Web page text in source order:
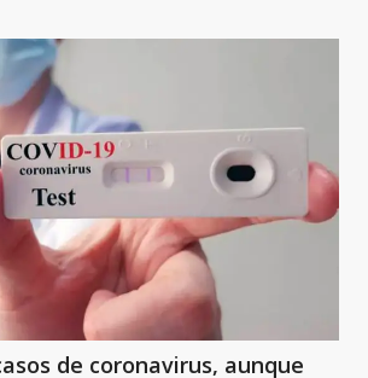
de coronavirus, aunque